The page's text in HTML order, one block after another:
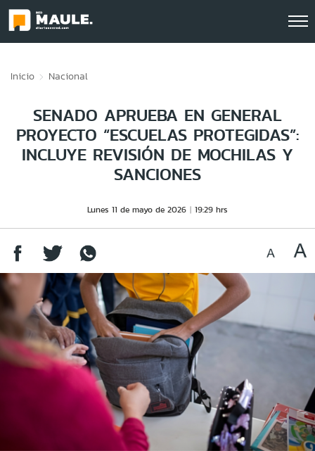
Inicio Nacional
SENADO APRUEBA EN GENERAL
PROYECTO “ESCUELAS PROTEGIDAS”:
INCLUYE REVISIÓN DE MOCHILAS Y
SANCIONES
Lunes 11 de mayo de 2026 19:29 hrs